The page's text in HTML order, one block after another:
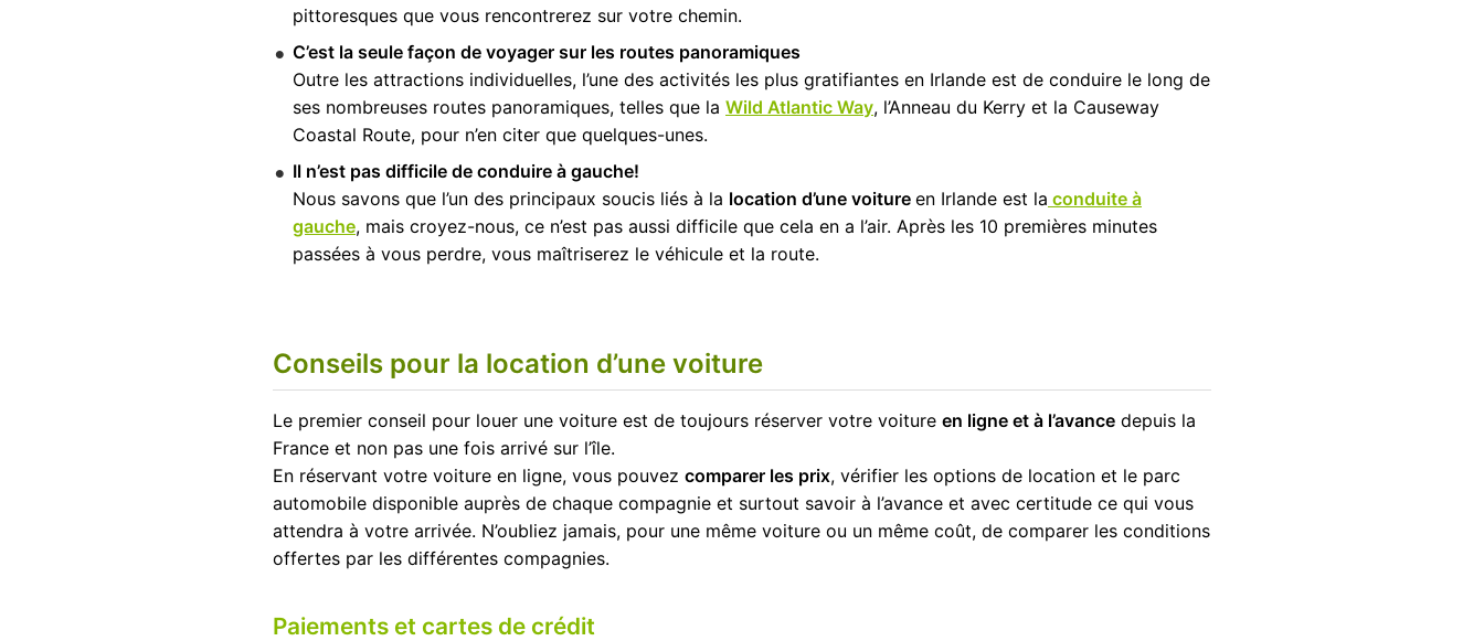
pittoresques que vous rencontrerez sur votre chemin.
C’est la seule façon de voyager sur les routes panoramiques
Outre les attractions individuelles, l’une des activités les plus gratifiantes en Irlande est de conduire le long de
ses nombreuses routes panoramiques, telles que la Wild Atlantic Way, l’Anneau du Kerry et la Causeway
Coastal Route, pour n’en citer que quelques-unes.
Il n’est pas difficile de conduire à gauche!
Nous savons que l’un des principaux soucis liés à la location d’une voiture en Irlande est la conduite à
gauche, mais croyez-nous, ce n’est pas aussi difficile que cela en a l’air. Après les 10 premières minutes
passées à vous perdre, vous maîtriserez le véhicule et la route.
Conseils pour la location d’une voiture
Le premier conseil pour louer une voiture est de toujours réserver votre voiture en ligne et à l’avance depuis la
France et non pas une fois arrivé sur l’île.
En réservant votre voiture en ligne, vous pouvez comparer les prix, vérifier les options de location et le parc
automobile disponible auprès de chaque compagnie et surtout savoir à l’avance et avec certitude ce qui vous
attendra à votre arrivée. N’oubliez jamais, pour une même voiture ou un même coût, de comparer les conditions
offertes par les différentes compagnies.
Paiements et cartes de crédit